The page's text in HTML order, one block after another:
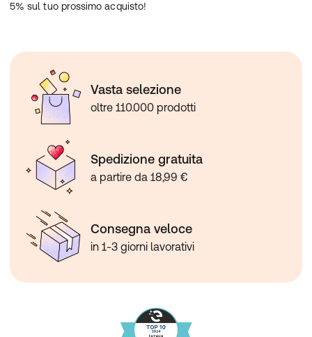
5% sul tuo prossimo acquisto!
Vasta selezione
oltre 110.000 prodotti
Spedizione gratuita
a partire da 18,99 €
Consegna veloce
in 1-3 giorni lavorativi